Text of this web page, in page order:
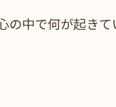
の中で何が起きて